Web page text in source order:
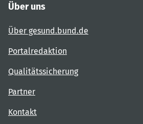
Über uns
Über gesund.bund.de
Portalredaktion
Qualitätssicherung
Partner
Kontakt